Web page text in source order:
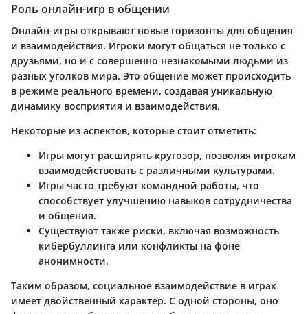
Роль онлайн-игр в общении
Онлайн-игры открывают новые горизонты для общения
и взаимодействия. Игроки могут общаться не только с
друзьями, но и с совершенно незнакомыми людьми из
разных уголков мира. Это общение может происходить
в режиме реального времени, создавая уникальную
динамику восприятия и взаимодействия.
Некоторые из аспектов, которые стоит отметить:
Игры могут расширять кругозор, позволяя игрокам
взаимодействовать с различными культурами.
Игры часто требуют командной работы, что
способствует улучшению навыков сотрудничества
и общения.
Существуют также риски, включая возможность
кибербуллинга или конфликты на фоне
анонимности.
Таким образом, социальное взаимодействие в играх
имеет двойственный характер. С одной стороны, оно